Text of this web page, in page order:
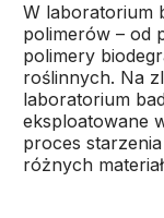
W laboratorium
polimerów – od
polimery
roślinnych. Na
laboratorium
eksploatowane
proces
różnych